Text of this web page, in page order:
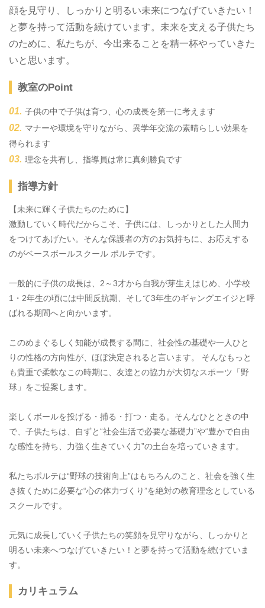
顔を見守り、しっかりと明るい未来につなげていきたい！
と夢を持って活動を続けています。未来を支える子供たち
のために、私たちが、今出来ることを精一杯やっていきた
いと思います。
教室のPoint
子供の中で子供は育つ、心の成長を第一に考えます
マナーや環境を守りながら、異学年交流の素晴らしい効果を
得られます
理念を共有し、指導員は常に真剣勝負です
指導方針
【未来に輝く子供たちのために】
激動していく時代だからこそ、子供には、しっかりとした人間力
をつけてあげたい。そんな保護者の方のお気持ちに、お応えする
のがベースボールスクール ポルテです。
一般的に子供の成長は、2～3才から自我が芽生えはじめ、小学校
1・2年生の頃には中間反抗期、そして3年生のギャングエイジと呼
ばれる期間へと向かいます。
このめまぐるしく知能が成長する間に、社会性の基礎や一人ひと
りの性格の方向性が、ほぼ決定されると言います。 そんなもっと
も貴重で柔軟なこの時期に、友達との協力が大切なスポーツ「野
球」をご提案します。
楽しくボールを投げる・捕る・打つ・走る。そんなひとときの中
で、子供たちは、自ずと“社会生活で必要な基礎力”や“豊かで自由
な感性を持ち、力強く生きていく力”の土台を培っていきます。
私たちポルテは“野球の技術向上”はもちろんのこと、社会を強く生
き抜くために必要な“心の体力づくり”を絶対の教育理念としている
スクールです。
元気に成長していく子供たちの笑顔を見守りながら、しっかりと
明るい未来へつなげていきたい！と夢を持って活動を続けていま
す。
カリキュラム